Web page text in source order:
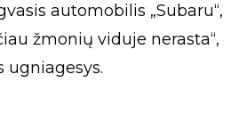
automobilis „Subaru“,
žmonių viduje nerasta“,
ugniagesys.